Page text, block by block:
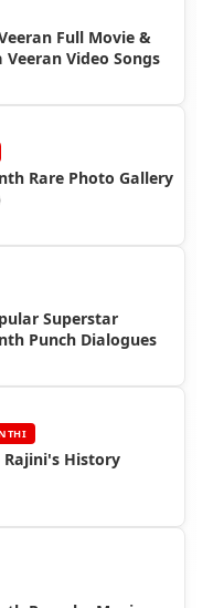
Full Movie &
Veeran Video Songs
Rare Photo Gallery
Superstar
Punch Dialogues
Rajini's History